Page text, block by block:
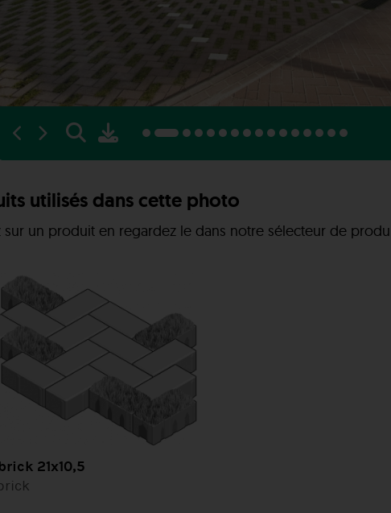
utilisés dans cette photo
sur un produit en regardez le dans notre sélecteur de
21x10,5